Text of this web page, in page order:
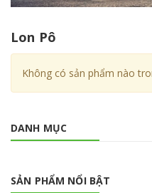
Lon Pô
Không có sản phẩm nào
DANH MỤC
SẢN PHẨM NỔI BẬT